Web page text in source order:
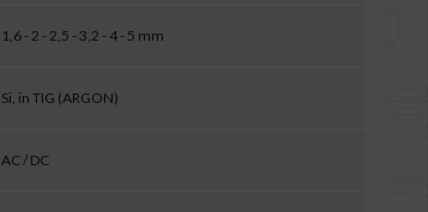
1,6 - 2 - 2,5 - 3,2 - 4 - 5 mm
Si, in TIG (ARGON)
AC / DC